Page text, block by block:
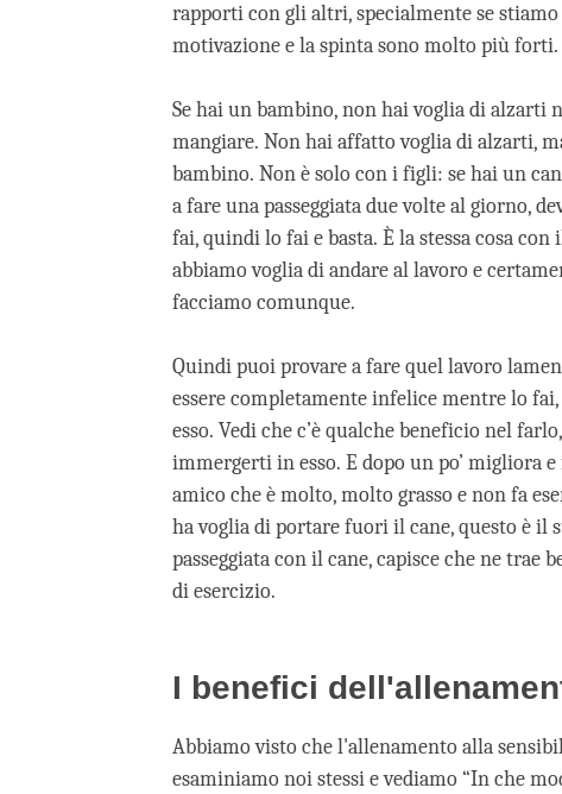
rapporti con gli altri, specialmente se
motivazione e la spinta sono molto più forti.
Se hai un bambino, non hai voglia di alzarti
mangiare. Non hai affatto voglia di alzarti,
bambino. Non è solo con i figli: se hai un
a fare una passeggiata due volte al giorno,
fai, quindi lo fai e basta. È la stessa cosa
abbiamo voglia di andare al lavoro e
facciamo comunque.
Quindi puoi provare a fare quel lavoro
essere completamente infelice mentre lo
esso. Vedi che c’è qualche beneficio nel
immergerti in esso. E dopo un po’ migliora
amico che è molto, molto grasso e non fa
ha voglia di portare fuori il cane, questo è il
passeggiata con il cane, capisce che ne trae
di esercizio.
I benefici
Abbiamo visto che l'allenamento alla
esaminiamo noi stessi e vediamo “In che